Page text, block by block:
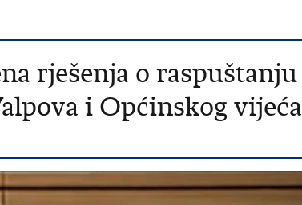
rješenja o raspuštanju
i Općinskog vijeća